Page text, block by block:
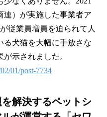
連）が実施した事業者ア
従業員増員を迫られて人
る犬猫を大幅に手放さな
示されました。
01/post-7734
解決するペットシ